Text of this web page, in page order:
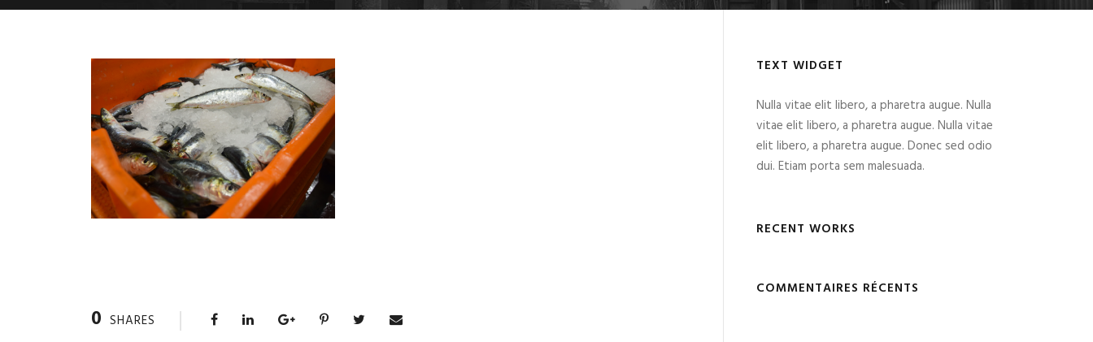
0 SHARES
TEXT WIDGET
Nulla vitae elit libero, a pharetra augue. Nulla
vitae elit libero, a pharetra augue. Nulla vitae
elit libero, a pharetra augue. Donec sed odio
dui. Etiam porta sem malesuada.
RECENT WORKS
COMMENTAIRES RÉCENTS